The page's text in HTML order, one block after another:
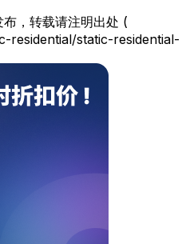
，转载请注明出处 (
residential/static-residential-